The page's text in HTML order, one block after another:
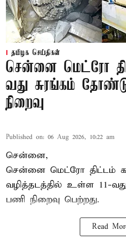
தமிழக செய்திகள்
சென்னை மெட்ரோ
வது சுரங்கம்
நிறைவு
Published on: 06 Aug 2026, 10:22 am
சென்னை,
சென்னை மெட்ரோ திட்டம்
வழித்தடத்தில் உள்ள 11-
பணி நிறைவு பெற்றது.
Read